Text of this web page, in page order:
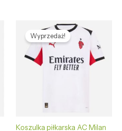
Wyprzedaż!
Koszulka piłkarska AC Milan
Pierwotna
cena
wynosiła:
476,89 zł.
Aktualna
cena
wynosi:
132,68 zł.